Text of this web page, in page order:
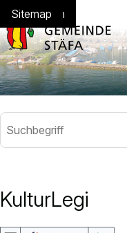
Navigieren in
Home
Navigation
Inhalt
Suche
Sitemap
Suchbegriff
Gesetzessammlung
Abfallkalender
KulturLegi